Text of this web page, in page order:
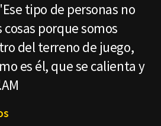
tipo de personas no
porque somos
del terreno de juego,
es él, que se calienta y